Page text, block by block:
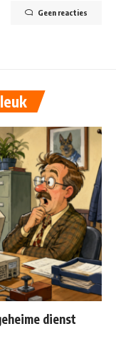
Geen reacties
dienst